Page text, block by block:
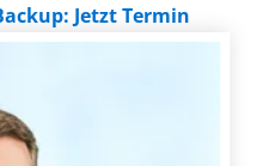
Jetzt Termin